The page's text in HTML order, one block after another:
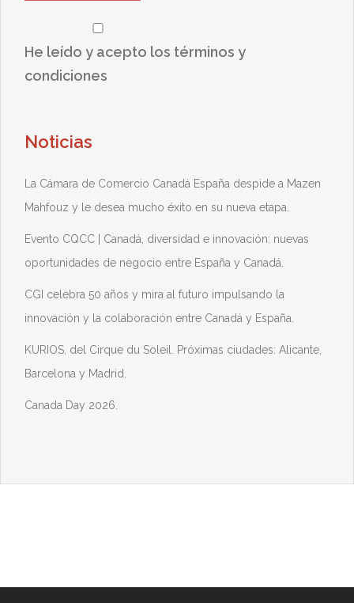
He leído y acepto los términos y
condiciones
Noticias
La Cámara de Comercio Canadá España despide a Mazen
Mahfouz y le desea mucho éxito en su nueva etapa.
Evento CQCC | Canadá, diversidad e innovación: nuevas
oportunidades de negocio entre España y Canadá.
CGI celebra 50 años y mira al futuro impulsando la
innovación y la colaboración entre Canadá y España.
KURIOS, del Cirque du Soleil. Próximas ciudades: Alicante,
Barcelona y Madrid.
Canada Day 2026.